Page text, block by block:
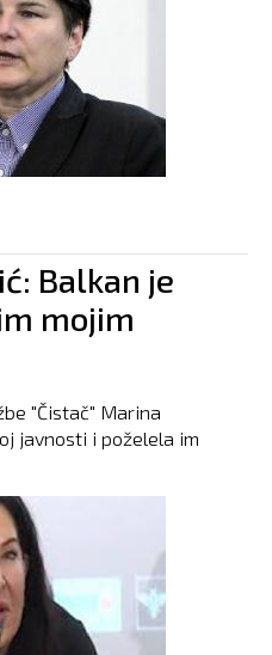
Balkan je
mojim
"Čistač" Marina
javnosti i poželela im